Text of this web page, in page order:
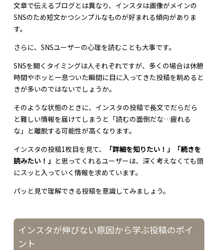
文章で伝えるブログとは異なり、インスタは画像がメインの
SNSのため短文かつシンプルなものが好まれる傾向がありま
す。
さらに、SNSユーザーの心理を読むことも大事です。
SNSを開くタイミングは人それぞれですが、多くの場合は休憩
時間やホッと一息ついた瞬間に目に入ってきた投稿を眺めると
きが多いのではないでしょうか。
そのような状態のときに、インスタの投稿で長文でだらだら
と難しい情報を届けてしまうと「読むの面倒だな…疲れる
な」と離脱する可能性が高くなります。
インスタの投稿1枚目を見て、
「詳細を知りたい！」「続きを
読みたい！」 と思ってくれるユーザーは、深く考えなくても頭
にスッと入っていく情報を求めています。
パッと見で理解できる投稿を意識してみましょう。
インスタが伸びない原因から学ぶ投稿のポイ
ント